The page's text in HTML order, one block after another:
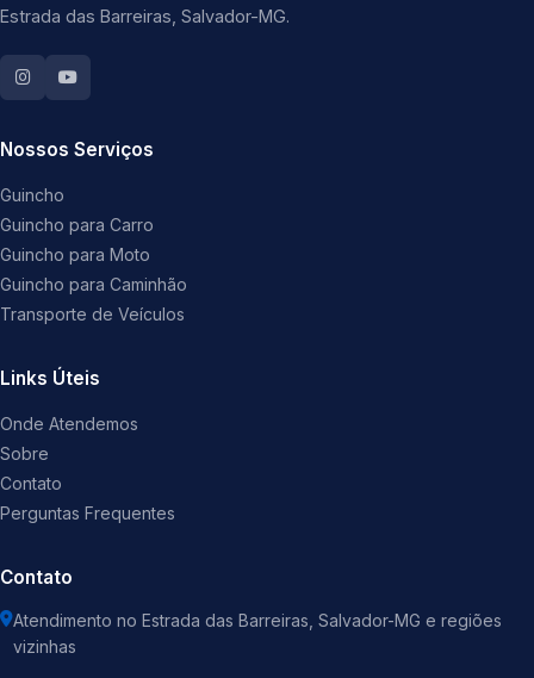
Estrada das Barreiras, Salvador-MG.
Nossos Serviços
Guincho
Guincho para Carro
Guincho para Moto
Guincho para Caminhão
Transporte de Veículos
Links Úteis
Onde Atendemos
Sobre
Contato
Perguntas Frequentes
Contato
Atendimento no Estrada das Barreiras, Salvador-MG e regiões
vizinhas